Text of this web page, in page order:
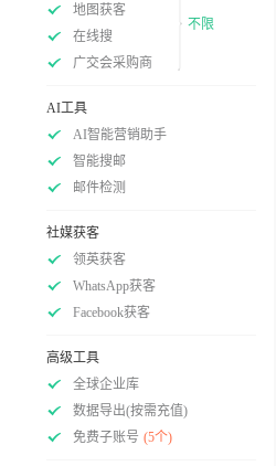
地图获客
在线搜
广交会采购商
不限
AI工具
AI智能营销助手
智能搜邮
邮件检测
社媒获客
领英获客
WhatsApp获客
Facebook获客
高级工具
全球企业库
数据导出(按需充值)
免费子账号 (5个)